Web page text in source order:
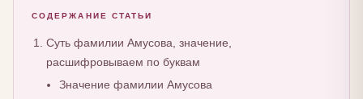
СОДЕРЖАНИЕ СТАТЬИ
Суть фамилии Амусова, значение,
расшифровываем по буквам
Значение фамилии Амусова